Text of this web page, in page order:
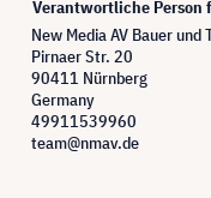
Verantwortliche Person
New Media AV Bauer und
Pirnaer Str. 20
90411 Nürnberg
Germany
49911539960
team@nmav.de